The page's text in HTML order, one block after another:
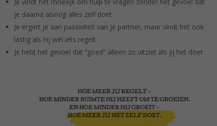
je daarna alsnog alles zelf doet
Je ergert je aan passiviteit van je partner, maar vindt het ook
lastig als hij wél iets regelt
Je hebt het gevoel dat “goed” alleen zo uitziet als jij het doet